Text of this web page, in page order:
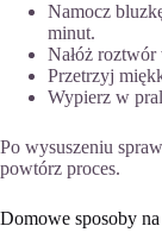
Namocz
minut.
Nałóż
Przetrzyj
Wypierz w
Po wysuszeniu
powtórz proces.
Domowe sposoby